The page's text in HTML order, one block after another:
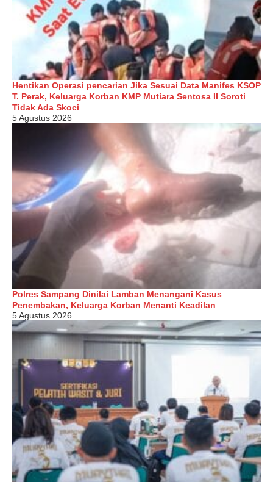
Hentikan Operasi pencarian Jika Sesuai Data Manifes KSOP
T. Perak, Keluarga Korban KMP Mutiara Sentosa II Soroti
Tidak Ada Skoci
5 Agustus 2026
Polres Sampang Dinilai Lamban Menangani Kasus
Penembakan, Keluarga Korban Menanti Keadilan
5 Agustus 2026